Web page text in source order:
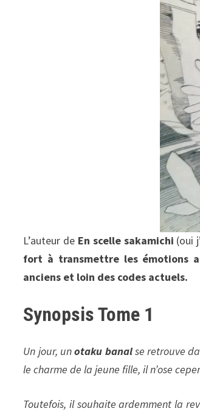
L’auteur de En scelle sakamichi (oui
fort à transmettre les émotions
anciens et loin des codes actuels.
Synopsis Tome 1
Un jour, unotaku banalse retrouve
le charme de la jeune fille, il n’ose
Toutefois, il souhaite ardemment la